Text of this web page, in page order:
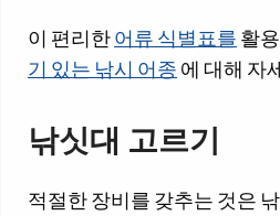
이 편리한어류 식별표를 활
기 있는 낚시 어종 에 대해 자
낚싯대 고르기
적절한 장비를 갖추는 것은